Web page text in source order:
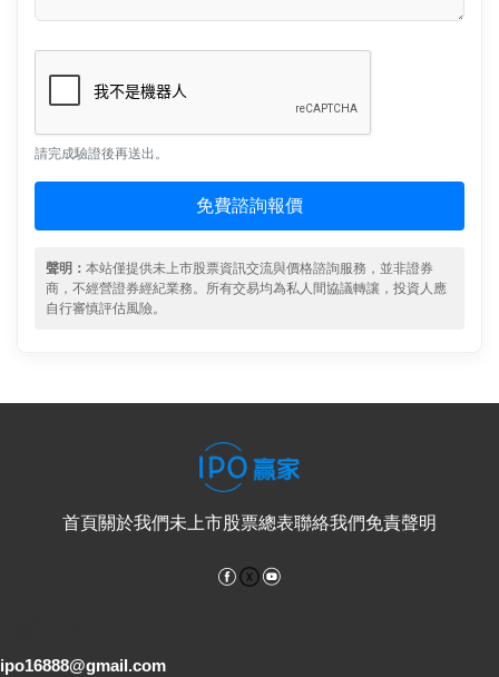
請完成驗證後再送出。
免費諮詢報價
聲明： 本站僅提供未上市股票資訊交流與價格諮詢服務，並非證券
商，不經營證券經紀業務。所有交易均為私人間協議轉讓，投資人應
自行審慎評估風險。
首頁關於我們未上市股票總表聯絡我們免責聲明
Facebook
ipo16888@gmail.com